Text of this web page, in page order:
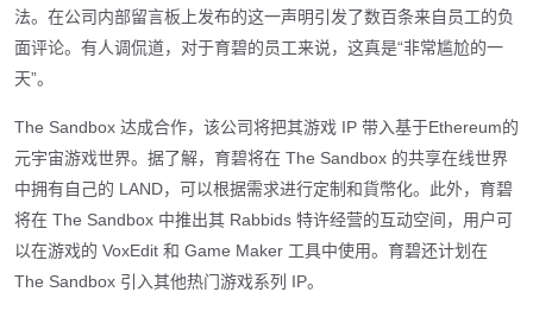
法。在公司内部留言板上发布的这一声明引发了数百条来自员工的负
面评论。有人调侃道，对于育碧的员工来说，这真是“非常尴尬的一
天”。
The Sandbox 达成合作，该公司将把其游戏 IP 带入基于Ethereum的
元宇宙游戏世界。据了解，育碧将在 The Sandbox 的共享在线世界
中拥有自己的 LAND，可以根据需求进行定制和貨幣化。此外，育碧
将在 The Sandbox 中推出其 Rabbids 特许经营的互动空间，用户可
以在游戏的 VoxEdit 和 Game Maker 工具中使用。育碧还计划在
The Sandbox 引入其他热门游戏系列 IP。